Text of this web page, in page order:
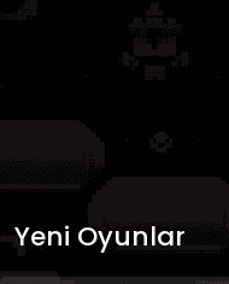
Yeni Oyunlar